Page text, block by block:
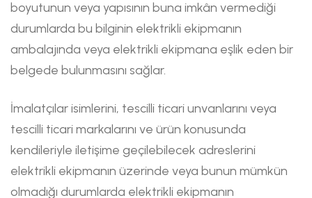
boyutunun veya yapısının buna imkân vermediği
durumlarda bu bilginin elektrikli ekipmanın
ambalajında veya elektrikli ekipmana eşlik eden bir
belgede bulunmasını sağlar.
İmalatçılar isimlerini, tescilli ticari unvanlarını veya
tescilli ticari markalarını ve ürün konusunda
kendileriyle iletişime geçilebilecek adreslerini
elektrikli ekipmanın üzerinde veya bunun mümkün
olmadığı durumlarda elektrikli ekipmanın